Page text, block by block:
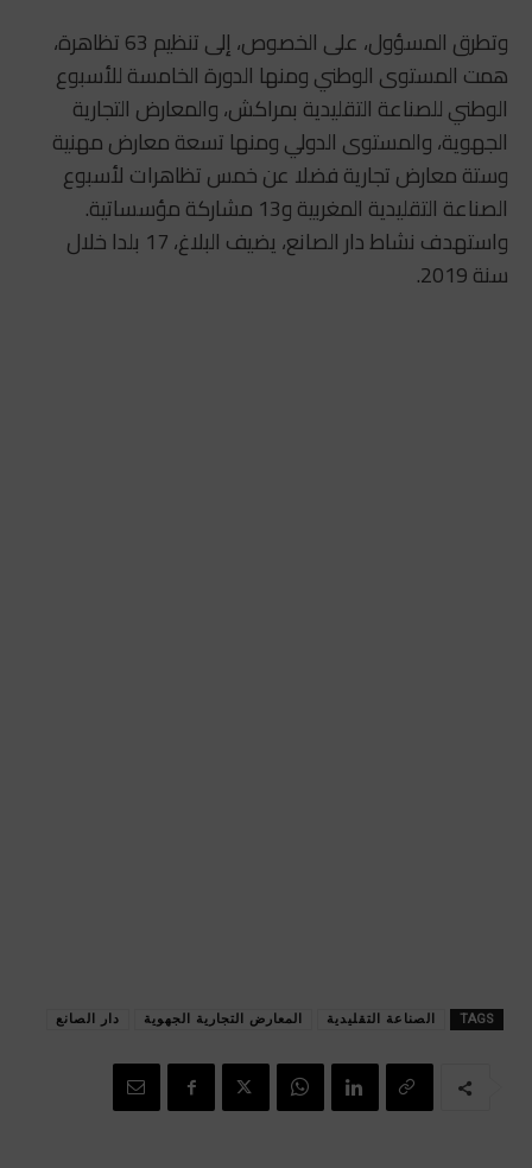
وتطرق المسؤول، على الخصوص، إلى تنظيم 63 تظاهرة،
همت المستوى الوطني ومنها الدورة الخامسة للأسبوع
الوطني للصناعة التقليدية بمراكش، والمعارض التجارية
الجهوية، والمستوى الدولي ومنها تسعة معارض مهنية
وستة معارض تجارية فضلا عن خمس تظاهرات لأسبوع
الصناعة التقليدية المغربية و13 مشاركة مؤسساتية.
واستهدف نشاط دار الصانع، يضيف البلاغ، 17 بلدا خلال
سنة 2019.
TAGS الصناعة التقليدية المعارض التجارية الجهوية دار الصانع